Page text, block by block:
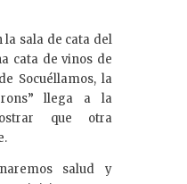
la sala de cata del
cata de vinos de
Socuéllamos, la
llega a la
que otra
salud y